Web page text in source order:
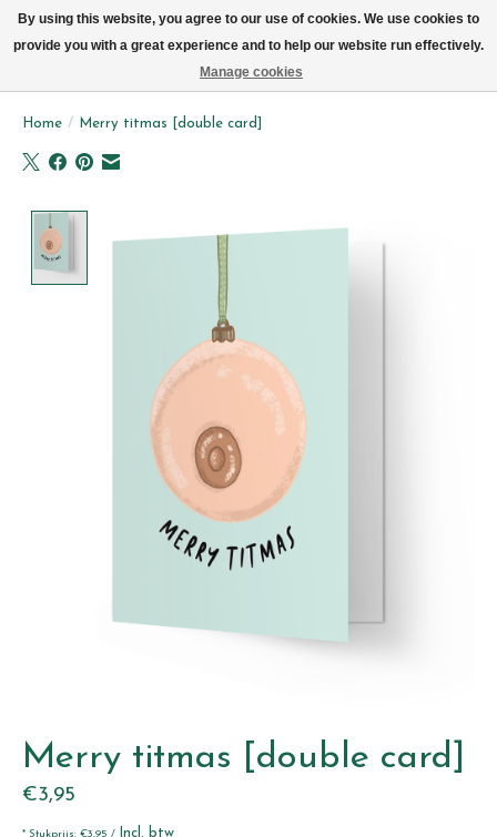
Home / Merry titmas [double card]
Merry titmas [double card]
€3,95
* Stukprijs: €3,95 / Incl. btw
By using this website, you agree to our use of cookies. We use cookies to
provide you with a great experience and to help our website run effectively.
Manage cookies